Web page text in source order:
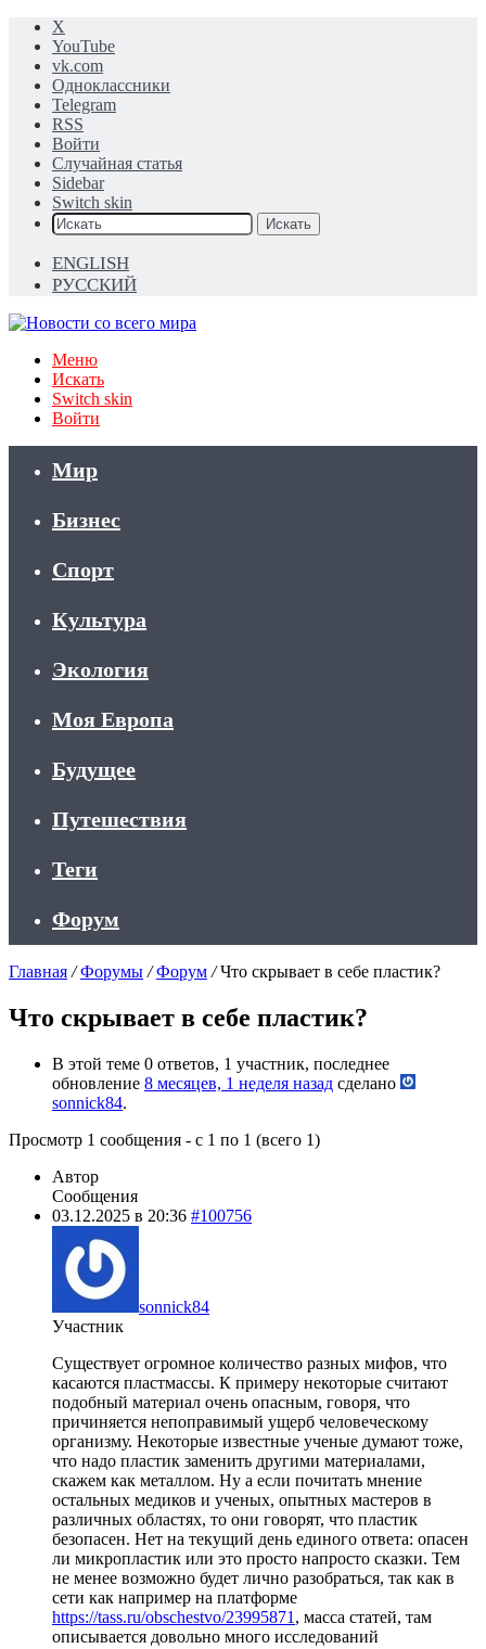
X
YouTube
vk.com
Одноклассники
Telegram
RSS
Войти
Случайная статья
Sidebar
Switch skin
Искать
ENGLISH
РУССКИЙ
Меню
Искать
Switch skin
Войти
Мир
Бизнес
Спорт
Культура
Экология
Моя Европа
Будущее
Путешествия
Теги
Форум
Главная / Форумы / Форум / Что скрывает в себе пластик?
Что скрывает в себе пластик?
В этой теме 0 ответов, 1 участник, последнее
обновление 8 месяцев, 1 неделя назад сделано
sonnick84.
Просмотр 1 сообщения - с 1 по 1 (всего 1)
Автор
Сообщения
03.12.2025 в 20:36 #100756
sonnick84
Участник
Существует огромное количество разных мифов, что
касаются пластмассы. К примеру некоторые считают
подобный материал очень опасным, говоря, что
причиняется непоправимый ущерб человеческому
организму. Некоторые известные ученые думают тоже,
что надо пластик заменить другими материалами,
скажем как металлом. Ну а если почитать мнение
остальных медиков и ученых, опытных мастеров в
различных областях, то они говорят, что пластик
безопасен. Нет на текущий день единого ответа: опасен
ли микропластик или это просто напросто сказки. Тем
не менее возможно будет лично разобраться, так как в
сети как например на платформе
https://tass.ru/obschestvo/23995871 , масса статей, там
описывается довольно много исследований